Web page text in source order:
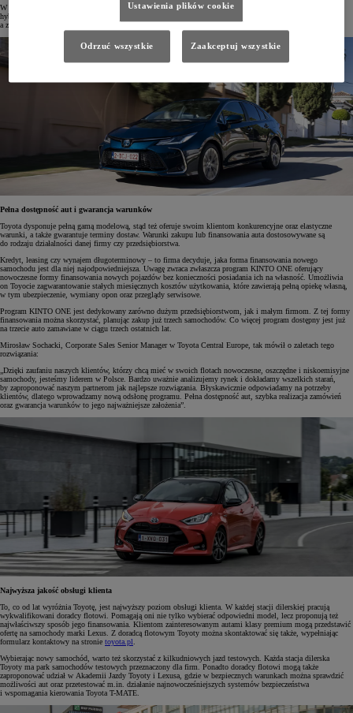
W nowej strategii marki dla firm Toyota wzmocniła ofertę dla najważniejszych modeli flotowych, w tym
hybryd, które wyróżniają się na rynku niskimi kosztami eksploatacji. Dostępność aut została zwiększona,
a zamówienia realizowane są szybko.
Pełna dostępność aut i gwarancja warunków
Toyota dysponuje pełną gamą modelową, stąd też oferuje swoim klientom konkurencyjne oraz elastyczne
warunki, a także gwarantuje terminy dostaw. Warunki zakupu lub finansowania auta dostosowywane są
do rodzaju działalności danej firmy czy przedsiębiorstwa.
Kredyt, leasing czy wynajem długoterminowy – to firma decyduje, jaka forma finansowania nowego
samochodu jest dla niej najodpowiedniejsza. Uwagę zwraca zwłaszcza program KINTO ONE oferujący
nowoczesne formy finansowania nowych pojazdów bez konieczności posiadania ich na własność. Umożliwia
on Toyocie zagwarantowanie stałych miesięcznych kosztów użytkowania, które zawierają pełną opiekę własną,
w tym ubezpieczenie, wymiany opon oraz przeglądy serwisowe.
Program KINTO ONE jest dedykowany zarówno dużym przedsiębiorstwom, jak i małym firmom. Z tej formy
finansowania można skorzystać, planując zakup już trzech samochodów. Co więcej program dostępny jest już
na trzecie auto zamawiane w ciągu trzech ostatnich lat.
Mirosław Sochacki, Corporate Sales Senior Manager w Toyota Central Europe, tak mówił o zaletach tego
rozwiązania:
„Dzięki zaufaniu naszych klientów, którzy chcą mieć w swoich flotach nowoczesne, oszczędne i niskoemisyjne
samochody, jesteśmy liderem w Polsce. Bardzo uważnie analizujemy rynek i dokładamy wszelkich starań,
by zaproponować naszym partnerom jak najlepsze rozwiązania. Błyskawicznie odpowiadamy na potrzeby
klientów, dlatego wprowadzamy nową odsłonę programu. Pełna dostępność aut, szybka realizacja zamówień
oraz gwarancja warunków to jego najważniejsze założenia”.
Najwyższa jakość obsługi klienta
To, co od lat wyróżnia Toyotę, jest najwyższy poziom obsługi klienta. W każdej stacji dilerskiej pracują
wykwalifikowani doradcy flotowi. Pomagają oni nie tylko wybierać odpowiedni model, lecz proponują też
najwłaściwszy sposób jego finansowania. Klientom zainteresowanym autami klasy premium mogą przedstawić
ofertę na samochody marki Lexus. Z doradcą flotowym Toyoty można skontaktować się także, wypełniając
formularz kontaktowy na stronie toyota.pl
Wybierając nowy samochód, warto też skorzystać z kilkudniowych jazd testowych. Każda stacja dilerska
Toyoty ma park samochodów testowych przeznaczony dla firm. Ponadto doradcy flotowi mogą także
zaproponować udział w Akademii Jazdy Toyoty i Lexusa, gdzie w bezpiecznych warunkach można sprawdzić
możliwości aut oraz przetestować m.in. działanie najnowocześniejszych systemów bezpieczeństwa
i wspomagania kierowania Toyota T-MATE.
Ustawienia plików cookie
Odrzuć wszystkie Zaakceptuj wszystkie